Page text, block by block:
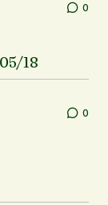
0
18
0